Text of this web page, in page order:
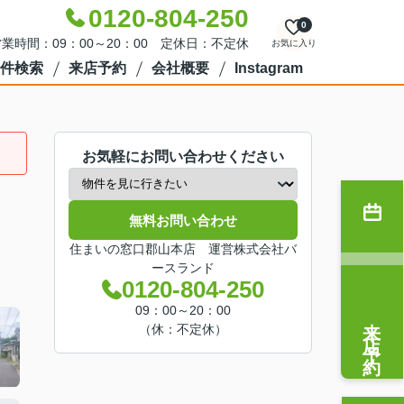
0120-804-250
時間：09：00～20：00 定休日：不定休 お気に入り
0
検索 来店予約 会社概要 Instagram
お気軽にお問い合わせください
無料お問い合わせ
住まいの窓口郡山本店 運営株式会社バ
ースランド
0120-804-250
09：00～20：00
（休：不定休）
来店予約